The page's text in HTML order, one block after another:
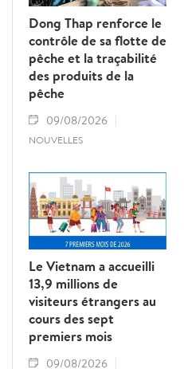
Dong Thap renforce le
contrôle de sa flotte de
pêche et la traçabilité
des produits de la
pêche
09/08/2026
NOUVELLES
Le Vietnam a accueilli
13,9 millions de
visiteurs étrangers au
cours des sept
premiers mois
09/08/2026